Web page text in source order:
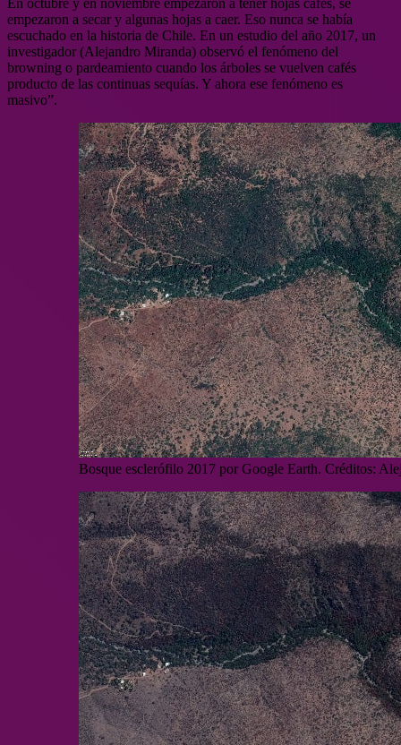
empezaron a secar y algunas hojas a caer. Eso nunca se había
escuchado en la historia de Chile. En un estudio del año 2017, un
investigador (Alejandro Miranda) observó el fenómeno del
browning o pardeamiento cuando los árboles se vuelven cafés
producto de las continuas sequías. Y ahora ese fenómeno es
masivo”.
Bosque esclerófilo 2017 por Google Earth. Créditos: